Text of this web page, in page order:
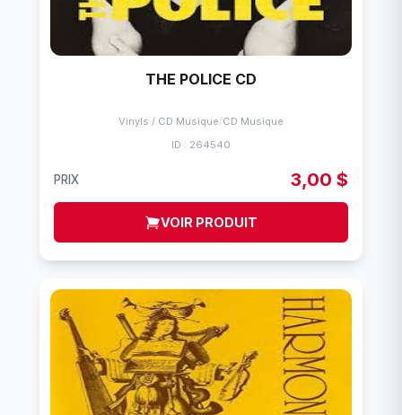
THE POLICE CD
Vinyls / CD Musique/CD Musique
ID : 264540
PRIX 3,00 $
VOIR PRODUIT